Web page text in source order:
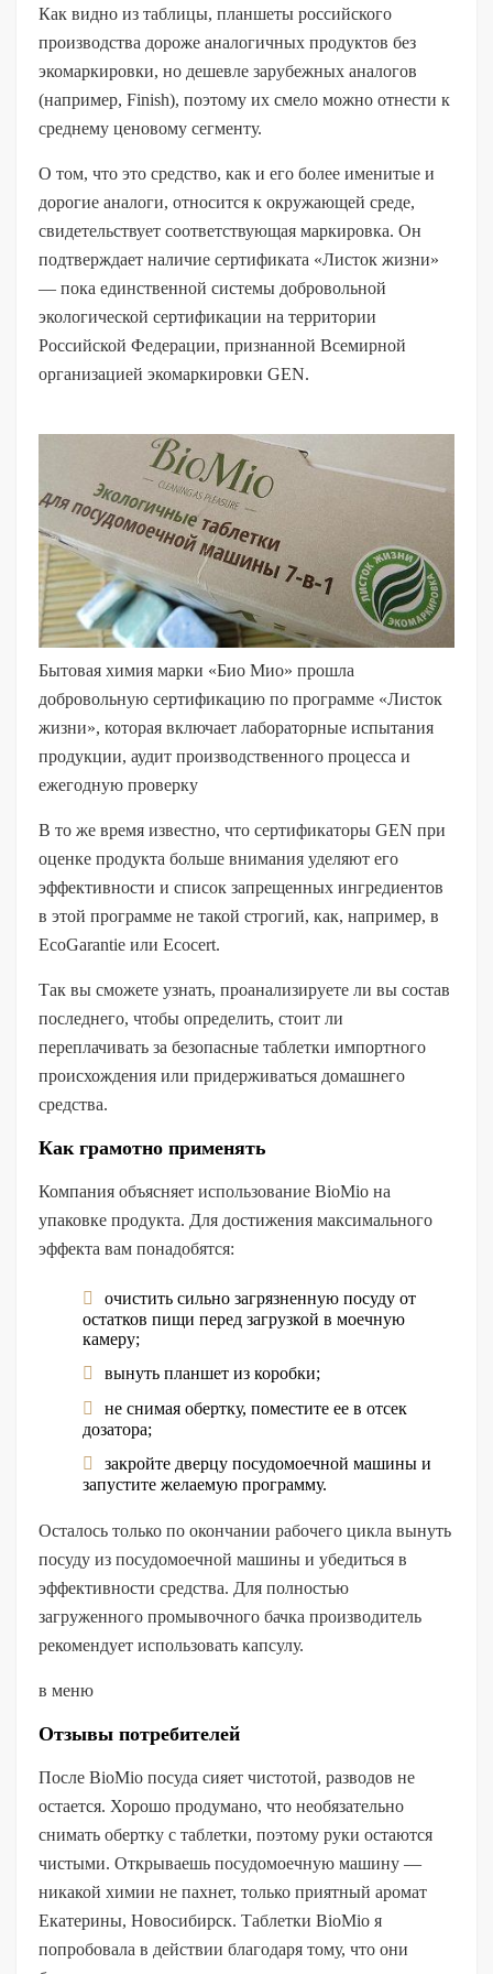
ECOVER Belgium NV (Бельгия)
Как видно из таблицы, планшеты российского
производства дороже аналогичных продуктов без
экомаркировки, но дешевле зарубежных аналогов
(например, Finish), поэтому их смело можно отнести к
среднему ценовому сегменту.
О том, что это средство, как и его более именитые и
дорогие аналоги, относится к окружающей среде,
свидетельствует соответствующая маркировка. Он
подтверждает наличие сертификата «Листок жизни»
— пока единственной системы добровольной
экологической сертификации на территории
Российской Федерации, признанной Всемирной
организацией экомаркировки GEN.
Бытовая химия марки «Био Мио» прошла
добровольную сертификацию по программе «Листок
жизни», которая включает лабораторные испытания
продукции, аудит производственного процесса и
ежегодную проверку
В то же время известно, что сертификаторы GEN при
оценке продукта больше внимания уделяют его
эффективности и список запрещенных ингредиентов
в этой программе не такой строгий, как, например, в
EcoGarantie или Ecocert.
Так вы сможете узнать, проанализируете ли вы состав
последнего, чтобы определить, стоит ли
переплачивать за безопасные таблетки импортного
происхождения или придерживаться домашнего
средства.
Как грамотно применять
Компания объясняет использование BioMio на
упаковке продукта. Для достижения максимального
эффекта вам понадобятся:
очистить сильно загрязненную посуду от
остатков пищи перед загрузкой в ​​моечную
камеру;
вынуть планшет из коробки;
не снимая обертку, поместите ее в отсек
дозатора;
закройте дверцу посудомоечной машины и
запустите желаемую программу.
Осталось только по окончании рабочего цикла вынуть
посуду из посудомоечной машины и убедиться в
эффективности средства. Для полностью
загруженного промывочного бачка производитель
рекомендует использовать капсулу.
в меню
Отзывы потребителей
После BioMio посуда сияет чистотой, разводов не
остается. Хорошо продумано, что необязательно
снимать обертку с таблетки, поэтому руки остаются
чистыми. Открываешь посудомоечную машину —
никакой химии не пахнет, только приятный аромат
Екатерины, Новосибирск. Таблетки BioMio я
попробовала в действии благодаря тому, что они